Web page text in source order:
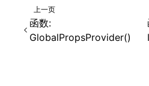
上一页
函数:
GlobalPropsProvider()